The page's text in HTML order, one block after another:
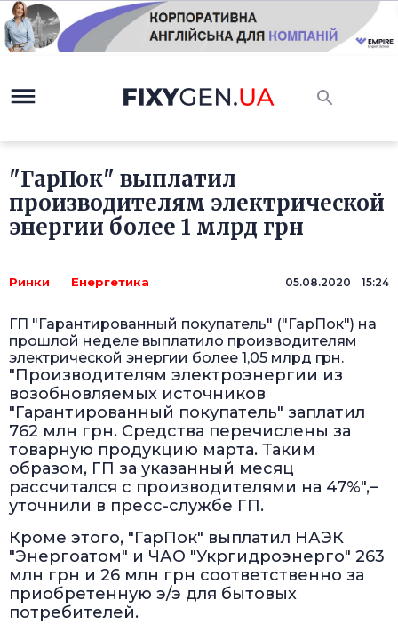
"ГарПок" выплатил
производителям электрической
энергии более 1 млрд грн
Ринки Енергетика 05.08.2020 15:24
ГП "Гарантированный покупатель" ("ГарПок") на
прошлой неделе выплатило производителям
электрической энергии более 1,05 млрд грн.
"Производителям электроэнергии из
возобновляемых источников
"Гарантированный покупатель" заплатил
762 млн грн. Средства перечислены за
товарную продукцию марта. Таким
образом, ГП за указанный месяц
рассчитался с производителями на 47%",–
уточнили в пресс-службе ГП.
Кроме этого, "ГарПок" выплатил НАЭК
"Энергоатом" и ЧАО "Укргидроэнерго" 263
млн грн и 26 млн грн соответственно за
приобретенную э/э для бытовых
потребителей.